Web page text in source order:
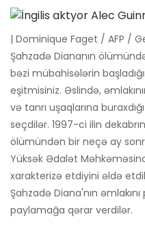
| Dominique Faget / AFP /
Şahzadə Diananın
bəzi mübahisələrin
eşitmisiniz. Əslində,
və tanrı uşaqlarına
seçdilər. 1997-ci ilin
ölümündən bir neçə ay
Yüksək Ədalət
xarakterizə etdiyini əldə
Şahzadə Diana'nın
paylamağa qərar verdilər.